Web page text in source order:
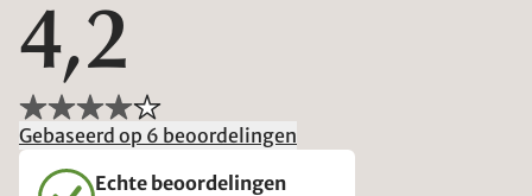
4,2
Gebaseerd op 6 beoordelingen
Echte beoordelingen